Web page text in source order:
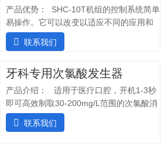
足客户个性化定制需求；2.高度集成系
统：前置水预处理系统搭配RO反渗透系
统，一体化集成;3.PLC控制:在线显示浓
度、ph值、氧化还原电位ORP等指标;4.安
操作简单:操作界面简单清晰，无需培训；
守，远程操作，实时显示；三、产品使用
场景：…
产品优势： SHC-10T机组的控制系统简单
易操作。它可以改变以适应不同的应用和
条件。液压部分安装了一个流量控制器，
用于在供水中断时关闭SHINE装置，并在
确保在任何给定时间提供所需的剂量。外
壳由非腐蚀性材料制成。管子和连接器采
用进口氟胶管，对腐蚀性溶液具有很强的
抵抗力。所有输入和输出连接器都位于外
壳的侧面，以便方便地放置设备。带有电
联系我们
牙科专用次氯酸发生器
产品介绍： 适用于医疗口腔，开机1-3秒
即可高效制取30-200mg/L范围的次氯酸消
毒水；使用口腔水路消毒一体机生成的微
酸性电解次氯酸水，作为口腔治疗台的牙
联系我们